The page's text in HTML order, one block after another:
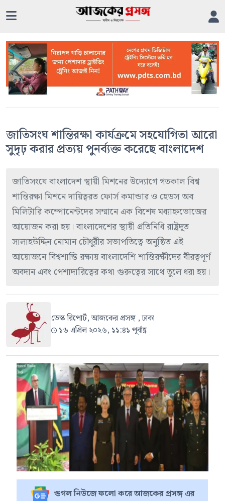
জাতিসংঘ শান্তিরক্ষা কার্যক্রমে সহযোগিতা আরো
সুদৃঢ় করার প্রত্যয় পুনর্ব্যক্ত করেছে বাংলাদেশ
জাতিসংঘে বাংলাদেশ স্থায়ী মিশনের উদ্যোগে গতকাল বিশ্ব
শান্তিরক্ষা মিশনে দায়িত্বরত ফোর্স কমান্ডার ও হেডস অব
মিলিটারি কম্পোনেন্টদের সম্মানে এক বিশেষ মধ্যাহ্নভোজের
আয়োজন করা হয়। বাংলাদেশের স্থায়ী প্রতিনিধি রাষ্ট্রদূত
সালাহউদ্দিন নোমান চৌধুরীর সভাপতিত্বে অনুষ্ঠিত এই
আয়োজনে বিশ্বশান্তি রক্ষায় বাংলাদেশি শান্তিরক্ষীদের বীরত্বপূর্ণ
অবদান এবং পেশাদারিত্বের কথা গুরুত্বের সাথে তুলে ধরা হয়।
ডেস্ক রিপোর্ট, আজকের প্রসঙ্গ , ঢাকা
১৬ এপ্রিল ২০২৬, ১১:৪১ পূর্বাহ্ণ
গুগল নিউজে ফলো করে আজকের প্রসঙ্গ এর